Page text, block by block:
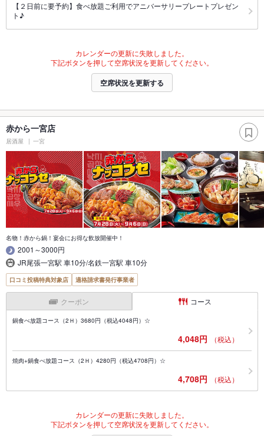
【２日前に要予約】食べ放題ご利用でアニバーサリープレートプレゼン
ト♪
カレンダーの更新に失敗しました。
下記ボタンを押して空席状況を更新してください。
空席状況を更新する
赤から一宮店
居酒屋 一宮
名物！赤から鍋！宴会にお得な飲放開催中！
2001～3000円
JR尾張一宮駅 車10分/名鉄一宮駅 車10分
口コミ投稿特典対象店 適格請求書発行事業者
クーポン コース
鍋食べ放題コース（2Ｈ）3680円（税込4048円）☆
4,048円 （税込）
焼肉+鍋食べ放題コース（2Ｈ）4280円（税込4708円）☆
4,708円 （税込）
カレンダーの更新に失敗しました。
下記ボタンを押して空席状況を更新してください。